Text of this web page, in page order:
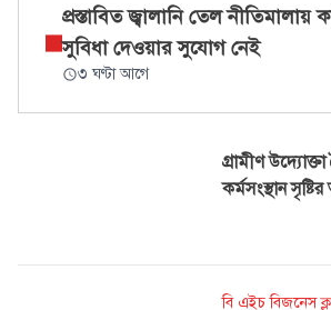
প্রস্তাবিত জ্বালানি তেল নীতিমালায়
সুবিধা দেওয়ার সুযোগ নেই
৩ ঘণ্টা আগে
গ্রামীণ
কর্মসংস্থান
বি এইচ বিজনেস